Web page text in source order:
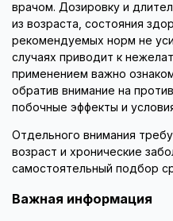
врачом. Дозировку и
из возраста, состояния
рекомендуемых норм не
случаях приводит к
применением важно
обратив внимание на
побочные эффекты и
Отдельного внимания
возраст и хронические
самостоятельный подбор
Важная информация